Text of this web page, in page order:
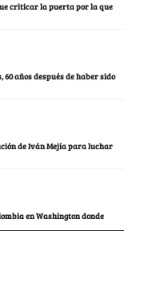
criticar la puerta por la que
años después de haber sido
de Iván Mejía para luchar
en Washington donde